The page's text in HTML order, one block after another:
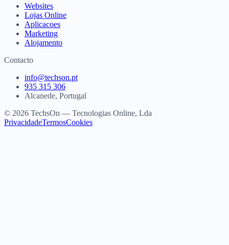
Websites
Lojas Online
Aplicacoes
Marketing
Alojamento
Contacto
info@techson.pt
935 315 306
Alcanede, Portugal
© 2026 TechsOn — Tecnologias Online, Lda
PrivacidadeTermosCookies